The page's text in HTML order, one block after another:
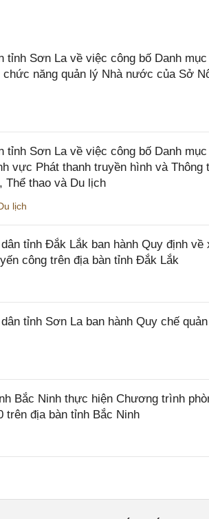
Sơn La về việc công bố Danh
năng quản lý Nhà nước của Sở
tỉnh Sơn La về việc công bố Danh
vực Phát thanh truyền hình và Thông
Thể thao và Du lịch
lịch
tỉnh Đắk Lắk ban hành Quy định
công trên địa bàn tỉnh Đắk Lắk
tỉnh Sơn La ban hành Quy chế
Bắc Ninh thực hiện Chương trình
địa bàn tỉnh Bắc Ninh